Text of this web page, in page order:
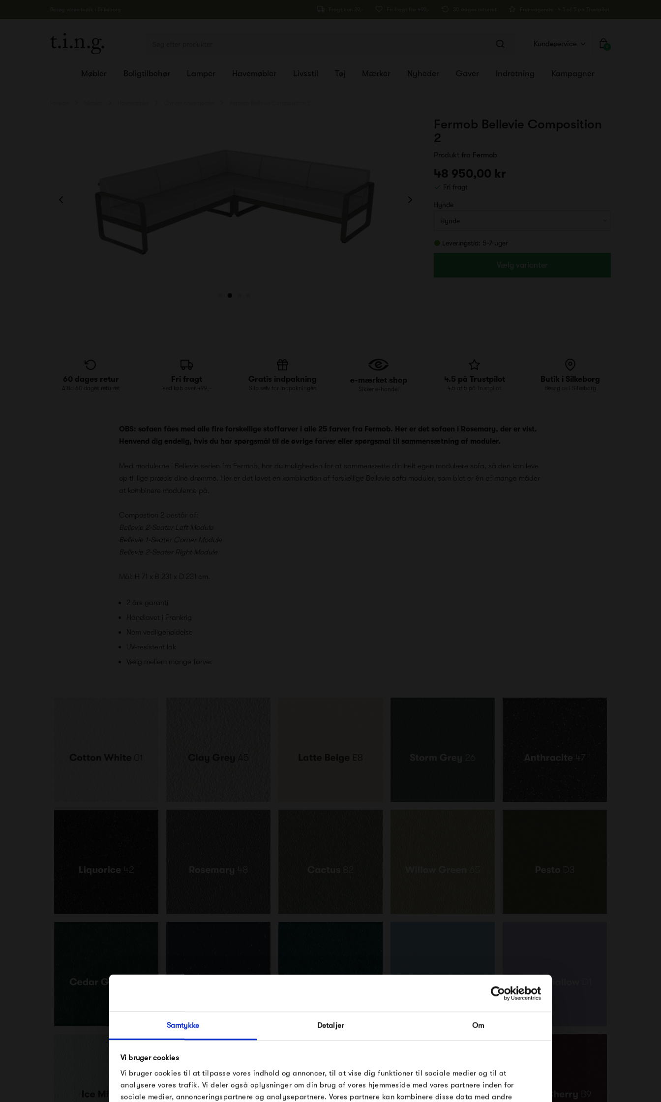
Samtykke Detaljer Om
Vi bruger cookies
Vi bruger cookies til at tilpasse vores indhold og annoncer, til at vise dig funktioner til sociale medier og til at
analysere vores trafik. Vi deler også oplysninger om din brug af vores hjemmeside med vores partnere inden for
sociale medier, annonceringspartnere og analysepartnere. Vores partnere kan kombinere disse data med andre
0
Kundeservice
Møbler Boligtilbehør Lamper Havemøbler Livsstil Tøj Mærker Nyheder Gaver Indretning Kampagner
Fermob Bellevie Composition
2
Produkt fra Fermob
48 950,00 kr
Fri fragt
Hynde
Leveringstid: 5-7 uger
Vælg varianter
60 dages retur
Altid 60 dages returret
Fri fragt
Ved køb over 499,-
Gratis indpakning
Slip selv for indpakningen
e-mærket shop
Sikker e-handel
4.5 på Trustpilot
4.5 af 5 på Trustpilot
Butik i Silkeborg
Besøg os i Silkeborg
OBS: sofaen fåes med alle fire forskellige stoffarver i alle 25 farver fra Fermob. Her er det sofaen i Rosemary, der er vist.
Henvend dig endelig, hvis du har spørgsmål til de øvrige farver eller spørgsmal til sammensætning af moduler.
Med modulerne i Bellevie serien fra Fermob, har du muligheden for at sammensætte din helt egen modulære sofa, så den kan leve
op til lige præcis dine drømme. Her er det lavet en kombination af forskellige Bellevie sofa moduler, som blot er én af mange måder
at kombinere modulerne på.
Compostion 2 består af:
Bellevie 2-Seater Left Module
Bellevie 1-Seater Corner Module
Bellevie 2-Seater Right Module
Mål: H 71 x B 231 x D 231 cm.
2 års garanti
Håndlavet i Frankrig
Nem vedligeholdelse
UV-resistent lak
Vælg mellem mange farver
FÅ 10% PÅ DIN NÆSTE ORDRE
Gælder ikke på produkter fra Fermob, File Under
Pop og i forvejen nedsatte produkter.